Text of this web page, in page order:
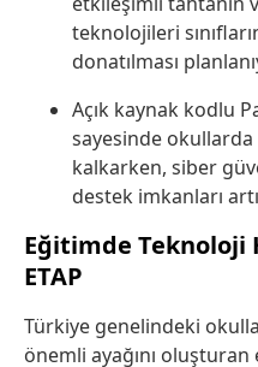
teknolojileri
donatılması
Açık kaynak kodlu
sayesinde
kalkarken, siber
destek imkanları
Eğitimde Teknoloji
ETAP
Türkiye genelindeki
önemli ayağını